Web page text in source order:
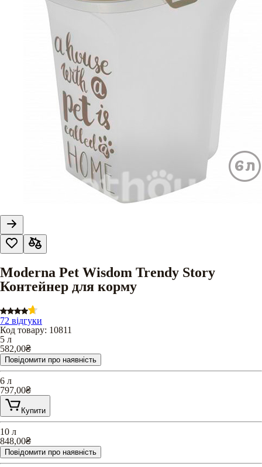
Moderna Pet Wisdom Trendy Story
Контейнер для корму
72 відгуки
Код товару: 10811
5 л
582,00₴
Повідомити про наявність
6 л
797,00₴
Купити
10 л
848,00₴
Повідомити про наявність